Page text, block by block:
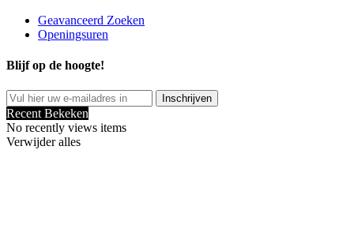
Geavanceerd Zoeken
Openingsuren
Blijf op de hoogte!
Inschrijven
Recent Bekeken
No recently views items
Verwijder alles